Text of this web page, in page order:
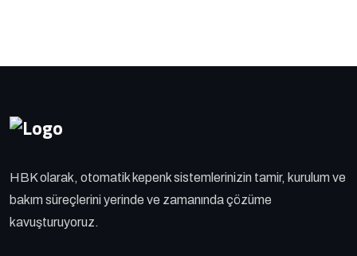
HBK olarak, otomatik kepenk sistemlerinizin tamir, kurulum ve
bakım süreçlerini yerinde ve zamanında çözüme
kavuşturuyoruz.